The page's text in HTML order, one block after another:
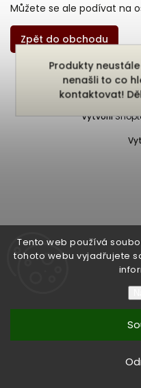
Tento web používá
tohoto webu vyjadřujete
Produkty
nenašli to co
kontaktovat!
Můžete se ale podívat na
Zpět do obchodu
Copyright 2026
Vytvořil